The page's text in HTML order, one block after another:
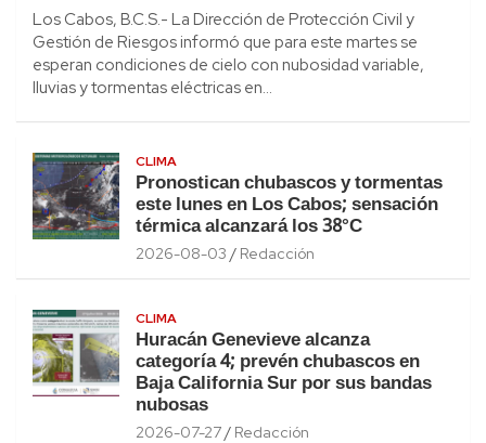
Los Cabos, B.C.S.- La Dirección de Protección Civil y
Gestión de Riesgos informó que para este martes se
esperan condiciones de cielo con nubosidad variable,
lluvias y tormentas eléctricas en…
CLIMA
Pronostican chubascos y tormentas
este lunes en Los Cabos; sensación
térmica alcanzará los 38°C
2026-08-03 Redacción
CLIMA
Huracán Genevieve alcanza
categoría 4; prevén chubascos en
Baja California Sur por sus bandas
nubosas
2026-07-27 Redacción